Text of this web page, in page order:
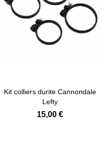
Kit colliers durite Cannondale
Lefty
15,00 €